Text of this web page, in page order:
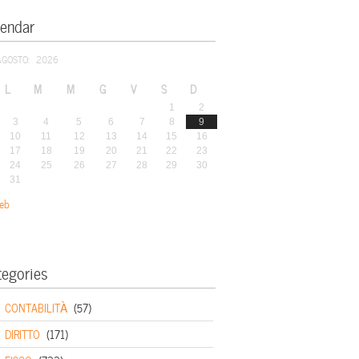
2026
L M M G V S D
1
2
3
4 5 6 7 8
9
10
11 12 13 14 15
16
17
18 19 20 21 22
23
24
25 26 27 28 29
30
31
CONTABILITÀ (57)
DIRITTO (171)